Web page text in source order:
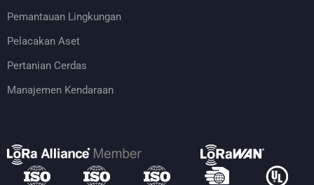
Pemantauan Lingkungan
Pelacakan Aset
Pertanian Cerdas
Manajemen Kendaraan